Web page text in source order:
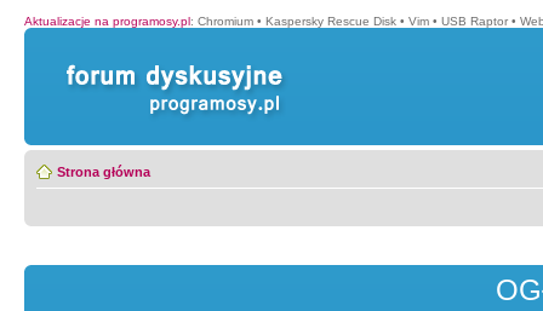
Aktualizacje na programosy.pl: Chromium • Kaspersky Rescue Disk • Vim • USB Raptor •
Strona główna